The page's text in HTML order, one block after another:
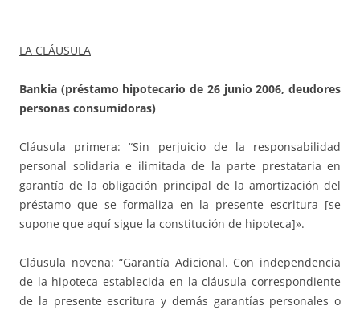
LA CLÁUSULA
Bankia (préstamo hipotecario de 26 junio 2006, deudores
personas consumidoras)
Cláusula primera: “Sin perjuicio de la responsabilidad
personal solidaria e ilimitada de la parte prestataria en
garantía de la obligación principal de la amortización del
préstamo que se formaliza en la presente escritura [se
supone que aquí sigue la constitución de hipoteca]».
Cláusula novena: “Garantía Adicional. Con independencia
de la hipoteca establecida en la cláusula correspondiente
de la presente escritura y demás garantías personales o